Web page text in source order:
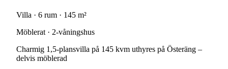
Villa · 6 rum · 145 m²
Möblerat · 2-våningshus
Charmig 1,5-plansvilla på 145 kvm uthyres på Österäng –
delvis möblerad